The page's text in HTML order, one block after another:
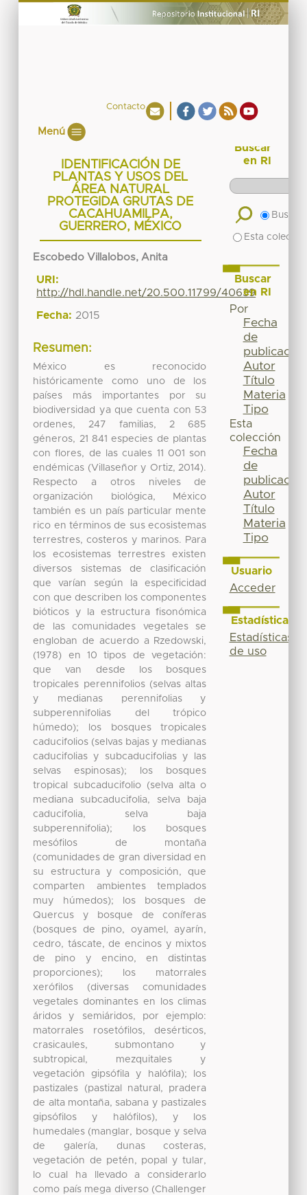
Contacto
Menú
IDENTIFICACIÓN DE
PLANTAS Y USOS DEL
ÁREA NATURAL
PROTEGIDA GRUTAS DE
CACAHUAMILPA,
GUERRERO, MÉXICO
Escobedo Villalobos, Anita
URI:
http://hdl.handle.net/20.500.11799/40639
Fecha: 2015
Resumen:
México es reconocido
históricamente como uno de los
países más importantes por su
biodiversidad ya que cuenta con 53
ordenes, 247 familias, 2 685
géneros, 21 841 especies de plantas
con flores, de las cuales 11 001 son
endémicas (Villaseñor y Ortiz, 2014).
Respecto a otros niveles de
organización biológica, México
también es un país particular mente
rico en términos de sus ecosistemas
terrestres, costeros y marinos. Para
los ecosistemas terrestres existen
diversos sistemas de clasificación
que varían según la especificidad
con que describen los componentes
bióticos y la estructura fisonómica
de las comunidades vegetales se
engloban de acuerdo a Rzedowski,
(1978) en 10 tipos de vegetación:
que van desde los bosques
tropicales perennifolios (selvas altas
y medianas perennifolias y
subperennifolias del trópico
húmedo); los bosques tropicales
caducifolios (selvas bajas y medianas
caducifolias y subcaducifolias y las
selvas espinosas); los bosques
tropical subcaducifolio (selva alta o
mediana subcaducifolia, selva baja
caducifolia, selva baja
subperennifolia); los bosques
mesófilos de montaña
(comunidades de gran diversidad en
su estructura y composición, que
comparten ambientes templados
muy húmedos); los bosques de
Quercus y bosque de coníferas
(bosques de pino, oyamel, ayarín,
cedro, táscate, de encinos y mixtos
de pino y encino, en distintas
proporciones); los matorrales
xerófilos (diversas comunidades
vegetales dominantes en los climas
áridos y semiáridos, por ejemplo:
matorrales rosetófilos, desérticos,
crasicaules, submontano y
subtropical, mezquitales y
vegetación gipsófila y halófila); los
pastizales (pastizal natural, pradera
de alta montaña, sabana y pastizales
gipsófilos y halófilos), y los
humedales (manglar, bosque y selva
de galería, dunas costeras,
vegetación de petén, popal y tular,
lo cual ha llevado a considerarlo
como país mega diverso (Challenger
Buscar
en RI
Buscar
Esta
Buscar
en RI
Por
Fecha
de
publicación
Autor
Título
Materia
Tipo
Esta
colección
Fecha
de
publicación
Autor
Título
Materia
Tipo
Usuario
Acceder
Estadísticas
Estadísticas
de uso